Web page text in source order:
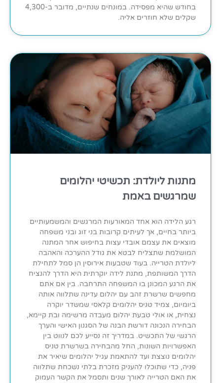
בחודש שהיא מפסידה. במונחים שנתיים, מדובר ב-4,300
שקלים שלא חוזרים אליה.
מתנות ליולדת: תכשיטי יהלומים
שמרגשים באמת
רגע הלידה הוא אחד המאורעות המרגשים והמשמעותיים
ביותר בחיים, אך לעיתים קרובות בני זוג ובני משפחה
מוצאים את עצמם אובדי עצות בחיפוש אחר המתנה
המושלמת שתצליח לבטא את גודל ההערכה והאהבה
ליולדת הטרייה. בעוד שטבעות אירוסין הן סמל לתחילת
הדרך המשותפת, מתנת לידה יוקרתית היא הדרך להנציח
את הרגע המכונן בו המשפחה התרחבה. בין אם אתם
מחפשים שרשרת זהב עם יהלום עדינה שתלווה אותה
ביומיום, צמיד טניס יהלומים קלאסי שמשדר יוקרה
נצחית, או אולי טבעת יהלום מעבדה מרשימה ובת קיימא,
הבחירה הנכונה דורשת הבנה של הסגנון האישי והערך
הרגשי של התכשיט. במדריך זה נסייע לכם לנווט בין
האפשרויות השונות, החל מהבחירה בשרשרת טניס
יהלומים נוצצת ועד להתאמת עגיל יהלומים שיאיר את
פניה, כדי שתוכלו להעניק מזכרת בלתי נשכחת שתלווה
את האם הטרייה לאורך שנים ותסמל את הקשר העמוק